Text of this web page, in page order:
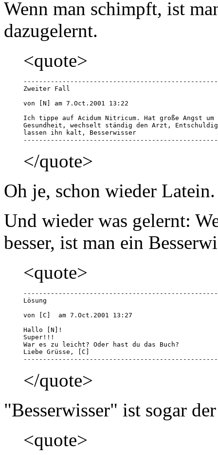
Wenn man schimpft, ist
dazugelernt.
<quote>
Zweiter Fall
von [N] am 7.Oct.2001 13:22
Ich tippe auf Acidum Nitricum. Hat große Angst
Gesundheit, wechselt ständig den Arzt,
lassen ihn kalt, Besserwisser
</quote>
Oh je, schon wieder Latein.
Und wieder was gelernt:
besser, ist man ein
<quote>
Lösung
von [C]  am 7.Oct.2001 13:27
Hallo [N]!
Super!!!
War es zu leicht? Oder hast du das Buch?
Liebe Grüsse, [C]
</quote>
"Besserwisser" ist sogar
<quote>